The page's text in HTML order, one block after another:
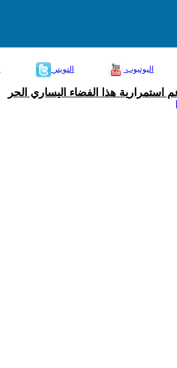
التويتر اليوتيوب
استمرارية هذا الفضاء اليساري الحر